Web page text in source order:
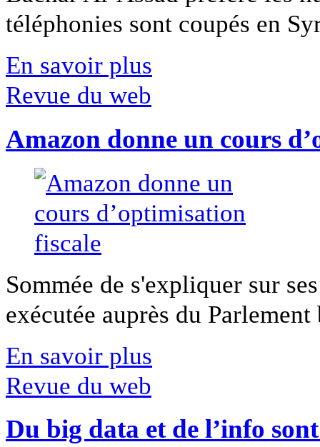
téléphonies sont coupés en
En savoir plus
Revue du web
Amazon donne un cours
Sommée de s'expliquer sur
exécutée auprès du
En savoir plus
Revue du web
Du big data et de l’info